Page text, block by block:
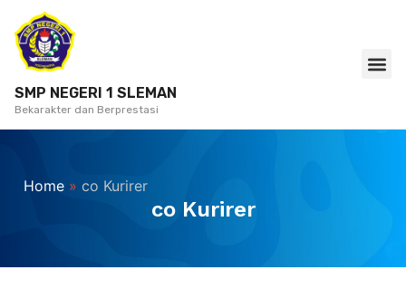
SMP NEGERI 1 SLEMAN
Bekarakter dan Berprestasi
Home » co Kurirer
co Kurirer